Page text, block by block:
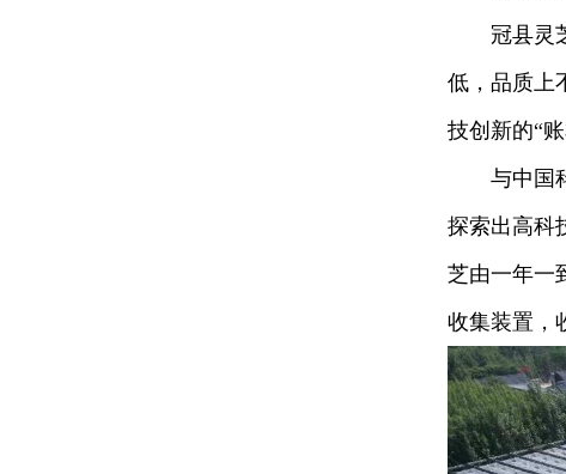
冠县灵芝
低，品质上
技创新的“账
与中国科
探索出高科
芝由一年一
收集装置，